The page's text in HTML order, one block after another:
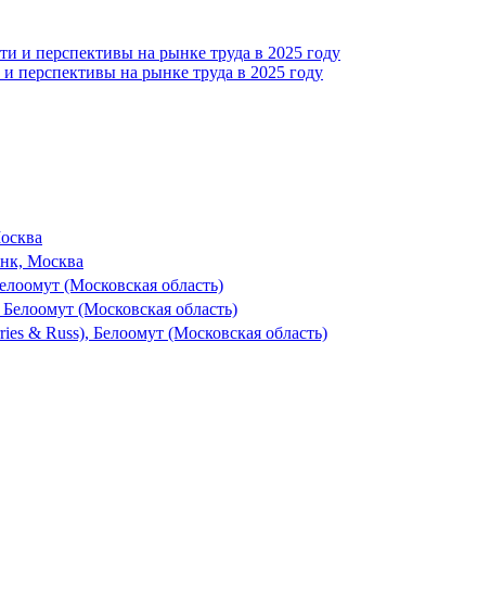
перспективы на рынке труда в 2025 году
Москва
(Московская область)
(Московская область)
& Russ), Белоомут (Московская область)